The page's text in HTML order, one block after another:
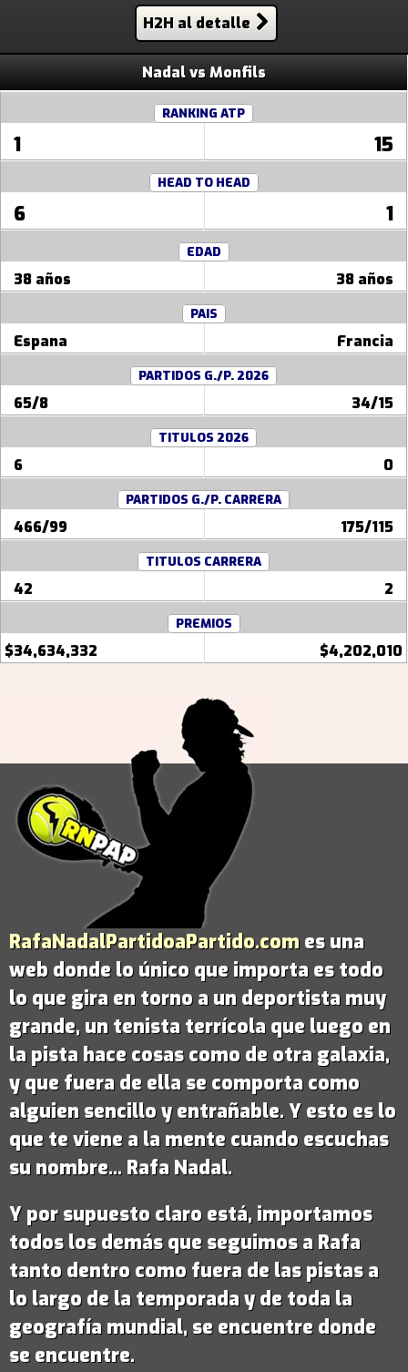
Nadal vs Monfils
RANKING ATP
1 15
HEAD TO HEAD
6 1
EDAD
38 años 38 años
PAIS
Espana Francia
PARTIDOS G./P. 2026
65/8 34/15
TITULOS 2026
6 0
PARTIDOS G./P. CARRERA
466/99 175/115
TITULOS CARRERA
42 2
PREMIOS
$34,634,332 $4,202,010
H2H al detalle
RafaNadalPartidoaPartido.com es una
web donde lo único que importa es todo
lo que gira en torno a un deportista muy
grande, un tenista terrícola que luego en
la pista hace cosas como de otra galaxia,
y que fuera de ella se comporta como
alguien sencillo y entrañable. Y esto es lo
que te viene a la mente cuando escuchas
su nombre... Rafa Nadal.
Y por supuesto claro está, importamos
todos los demás que seguimos a Rafa
tanto dentro como fuera de las pistas a
lo largo de la temporada y de toda la
geografía mundial, se encuentre donde
se encuentre.